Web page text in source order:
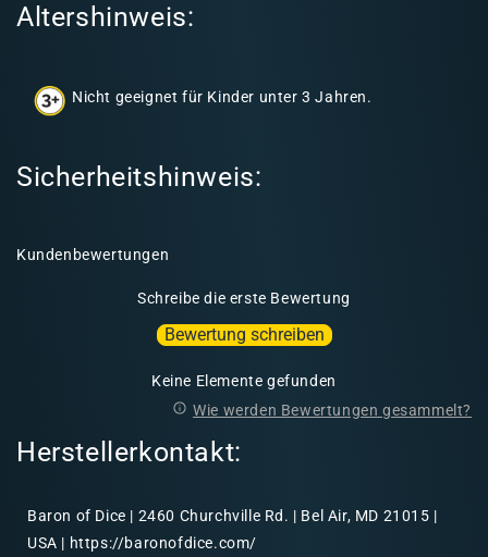
n
Altershinweis:
Nicht geeignet für Kinder unter 3 Jahren.
Sicherheitshinweis:
Kundenbewertungen
Schreibe die erste Bewertung
Bewertung schreiben
Keine Elemente gefunden
Wie werden Bewertungen gesammelt?
Herstellerkontakt:
Baron of Dice | 2460 Churchville Rd. | Bel Air, MD 21015 |
USA | https://baronofdice.com/